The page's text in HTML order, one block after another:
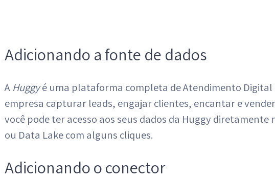
Adicionando a fonte de dados
A Huggyé uma plataforma completa de Atendimento
empresa capturar leads, engajar clientes, encantar e
você pode ter acesso aos seus dados da Huggy diretamente
ou Data Lake com alguns cliques.
Adicionando o conector